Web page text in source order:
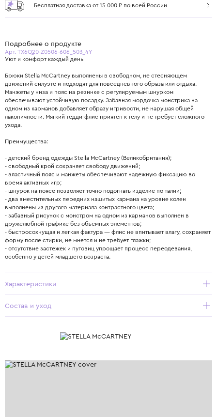
Бесплатная доставка от 15 000 ₽ по всей России
Подробнее о продукте
Арт. TX6Q20-Z0506-606_503_4Y
Уют и комфорт каждый день
Брюки Stella McCartney выполнены в свободном, не стесняющем
движений силуэте и подходят для повседневного образа или отдыха.
Манжеты у низа и пояс на резинке с регулируемым шнурком
обеспечивают устойчивую посадку. Забавная мордочка монстрика на
одном из карманов добавляет образу игривости, не нарушая общей
лаконичности. Мягкий тедди-флис приятен к телу и не требует сложного
ухода.
Преимущества:
- детский бренд одежды Stella McCartney (Великобритания);
- свободный крой сохраняет свободу движений;
- эластичный пояс и манжеты обеспечивают надежную фиксацию во
время активных игр;
- шнурок на поясе позволяет точно подогнать изделие по талии;
- два вместительных передних нашитых кармана на уровне колен
выполнены из другого материала контрастного цвета;
- забавный рисунок с монстром на одном из карманов выполнен в
дружелюбной графике без объемных элементов;
- быстросохнущая и легкая фактура — флис не впитывает влагу, сохраняет
форму после стирки, не мнется и не требует глажки;
- отсутствие застежек и пуговиц упрощает процесс переодевания,
особенно у детей младшего возраста.
Характеристики
Состав и уход